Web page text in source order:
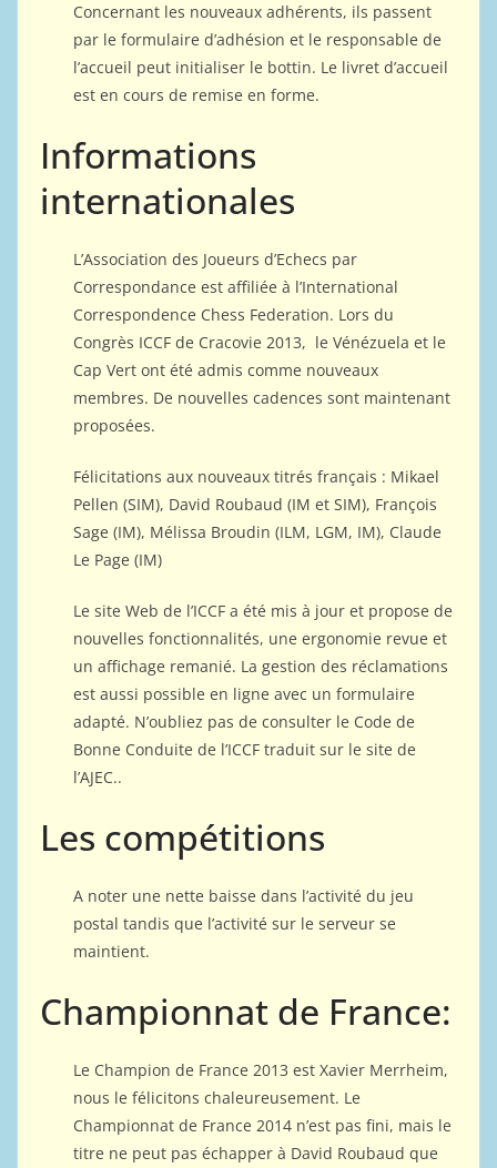
Concernant les nouveaux adhérents, ils passent
par le formulaire d’adhésion et le responsable de
l’accueil peut initialiser le bottin. Le livret d’accueil
est en cours de remise en forme.
Informations
internationales
L’Association des Joueurs d’Echecs par
Correspondance est affiliée à l’International
Correspondence Chess Federation. Lors du
Congrès ICCF de Cracovie 2013, le Vénézuela et le
Cap Vert ont été admis comme nouveaux
membres. De nouvelles cadences sont maintenant
proposées.
Félicitations aux nouveaux titrés français : Mikael
Pellen (SIM), David Roubaud (IM et SIM), François
Sage (IM), Mélissa Broudin (ILM, LGM, IM), Claude
Le Page (IM)
Le site Web de l’ICCF a été mis à jour et propose de
nouvelles fonctionnalités, une ergonomie revue et
un affichage remanié. La gestion des réclamations
est aussi possible en ligne avec un formulaire
adapté. N’oubliez pas de consulter le Code de
Bonne Conduite de l’ICCF traduit sur le site de
l’AJEC..
Les compétitions
A noter une nette baisse dans l’activité du jeu
postal tandis que l’activité sur le serveur se
maintient.
Championnat de France:
Le Champion de France 2013 est Xavier Merrheim,
nous le félicitons chaleureusement. Le
Championnat de France 2014 n’est pas fini, mais le
titre ne peut pas échapper à David Roubaud que